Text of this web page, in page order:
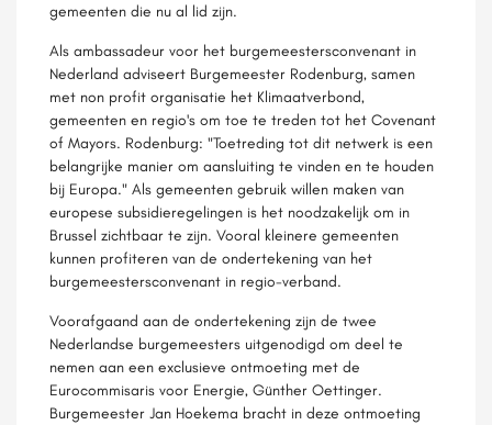
gemeenten die nu al lid zijn.
Als ambassadeur voor het burgemeestersconvenant in
Nederland adviseert Burgemeester Rodenburg, samen
met non profit organisatie het Klimaatverbond,
gemeenten en regio's om toe te treden tot het Covenant
of Mayors. Rodenburg: "Toetreding tot dit netwerk is een
belangrijke manier om aansluiting te vinden en te houden
bij Europa." Als gemeenten gebruik willen maken van
europese subsidieregelingen is het noodzakelijk om in
Brussel zichtbaar te zijn. Vooral kleinere gemeenten
kunnen profiteren van de ondertekening van het
burgemeestersconvenant in regio-verband.
Voorafgaand aan de ondertekening zijn de twee
Nederlandse burgemeesters uitgenodigd om deel te
nemen aan een exclusieve ontmoeting met de
Eurocommisaris voor Energie, Günther Oettinger.
Burgemeester Jan Hoekema bracht in deze ontmoeting